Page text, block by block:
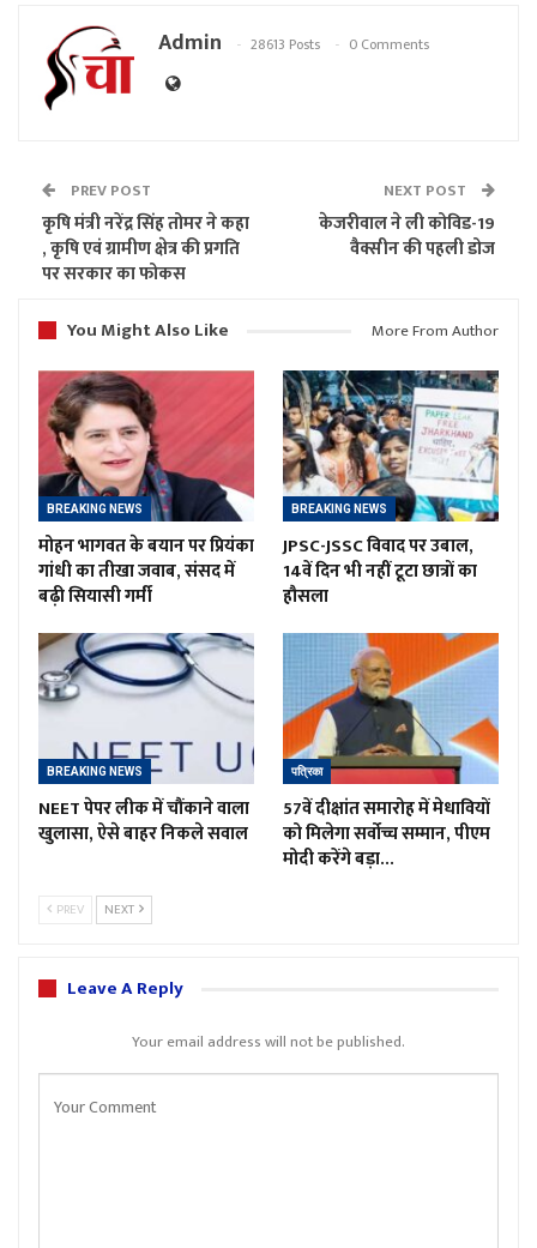
Admin 28613 Posts 0 Comments
PREV POST
कृषि मंत्री नरेंद्र सिंह तोमर ने कहा
, कृषि एवं ग्रामीण क्षेत्र की प्रगति
पर सरकार का फोकस
NEXT POST
केजरीवाल ने ली कोविड-19
वैक्सीन की पहली डोज
You Might Also Like More From Author
BREAKING NEWS
मोहन भागवत के बयान पर प्रियंका
गांधी का तीखा जवाब, संसद में
बढ़ी सियासी गर्मी
BREAKING NEWS
JPSC-JSSC विवाद पर उबाल,
14वें दिन भी नहीं टूटा छात्रों का
हौसला
BREAKING NEWS
NEET पेपर लीक में चौंकाने वाला
खुलासा, ऐसे बाहर निकले सवाल
पत्रिका
57वें दीक्षांत समारोह में मेधावियों
को मिलेगा सर्वोच्च सम्मान, पीएम
मोदी करेंगे बड़ा…
PREV NEXT
Leave A Reply
Your email address will not be published.